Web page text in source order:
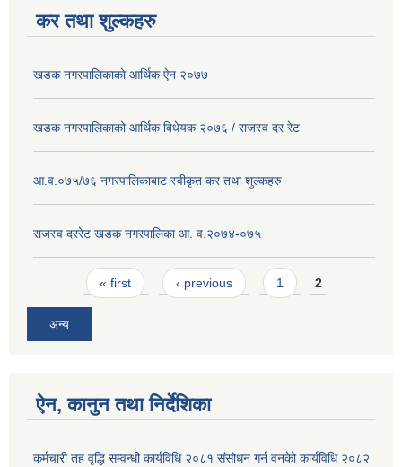
कर तथा शुल्कहरु
खडक नगरपालिकाकाे आर्थिक ए‍ेन २०७७
खडक नगरपालिकाको आर्थिक बिधेयक २०७६ / राजस्व दर रेट
आ.व.०७५/७६ नगरपालिकाबाट स्वीकृत कर तथा शुल्कहरु
राजस्व दररेट खडक नगरपालिका आ. व.२०७४-०७५
Pages« first ‹ previous 1 2
अन्य
ऐन, कानुन तथा निर्देशिका
कर्मचारी तह वृद्धि सम्वन्धी कार्यविधि २०८१ संसोधन गर्न वनकेो कार्यविधि २०८२